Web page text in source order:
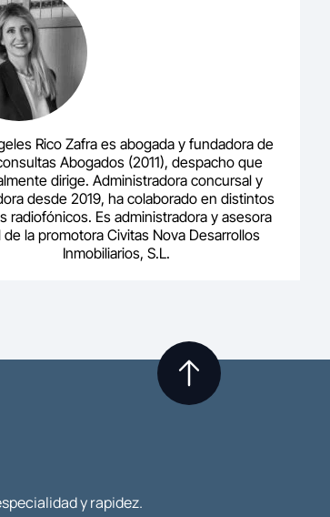
Rico Zafra es abogada y fundadora de
Abogados (2011), despacho que
dirige. Administradora concursal y
desde 2019, ha colaborado en distintos
radiofónicos. Es administradora y asesora
de la promotora Civitas Nova Desarrollos
Inmobiliarios, S.L.
y rapidez.